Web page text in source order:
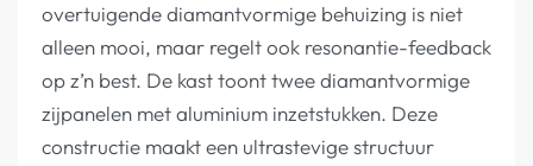
overtuigende diamantvormige behuizing is niet
alleen mooi, maar regelt ook resonantie-feedback
op z’n best. De kast toont twee diamantvormige
zijpanelen met aluminium inzetstukken. Deze
constructie maakt een ultrastevige structuur